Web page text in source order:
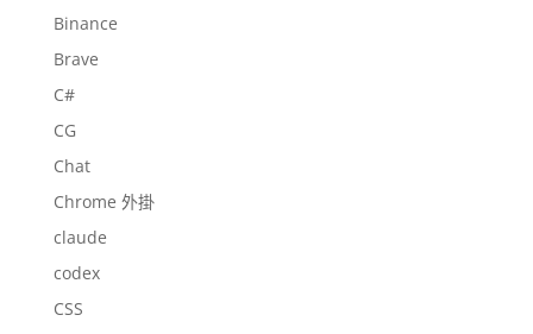
Binance
Brave
C#
CG
Chat
Chrome 外掛
claude
codex
CSS